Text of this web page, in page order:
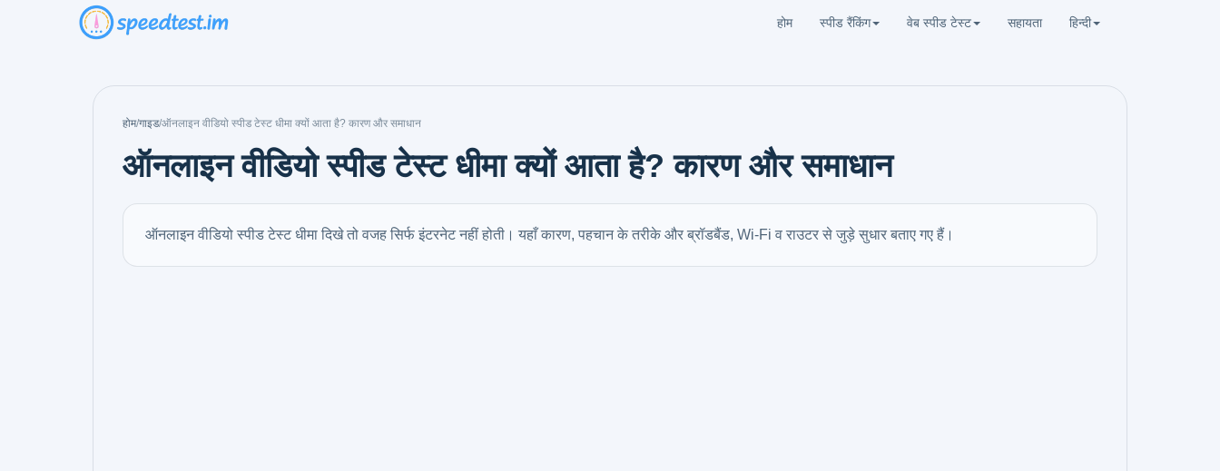
होम स्पीड रैंकिंग वेब स्पीड टेस्ट सहायता हिन्दी
होम/गाइड/ऑनलाइन वीडियो स्पीड टेस्ट धीमा क्यों आता है? कारण और समाधान
ऑनलाइन वीडियो स्पीड टेस्ट धीमा क्यों आता है? कारण और समाधान
ऑनलाइन वीडियो स्पीड टेस्ट धीमा दिखे तो वजह सिर्फ इंटरनेट नहीं होती। यहाँ कारण, पहचान के तरीके और ब्रॉडबैंड, Wi-Fi व राउटर से जुड़े सुधार बताए गए हैं।